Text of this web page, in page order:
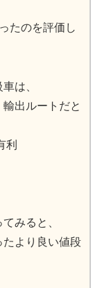
たのを評価し
は、
輸出ルートだと
利
みると、
たより良い値段